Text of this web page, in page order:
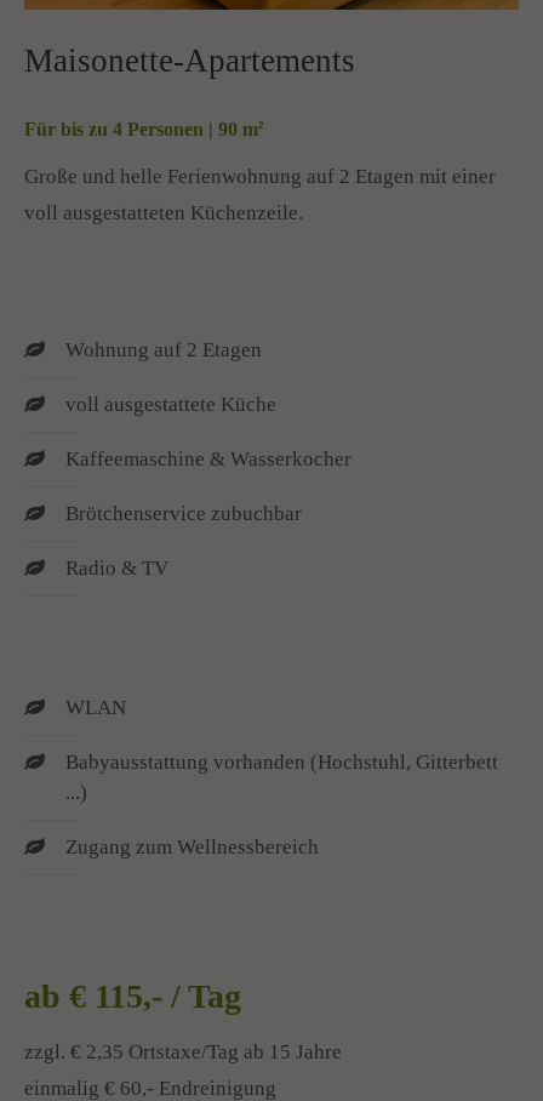
Maisonette-Apartements
Für bis zu 4 Personen | 90 m2
Große und helle Ferienwohnung auf 2 Etagen mit einer
voll ausgestatteten Küchenzeile.
Wohnung auf 2 Etagen
voll ausgestattete Küche
Kaffeemaschine & Wasserkocher
Brötchenservice zubuchbar
Radio & TV
WLAN
Babyausstattung vorhanden (Hochstuhl, Gitterbett
...)
Zugang zum Wellnessbereich
ab € 115,- / Tag
zzgl. € 2,35 Ortstaxe/Tag ab 15 Jahre
einmalig € 60,- Endreinigung